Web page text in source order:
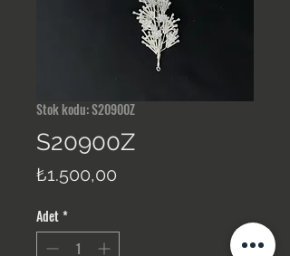
Stok kodu: S20900Z
S20900Z
₺1.500,00
Adet*